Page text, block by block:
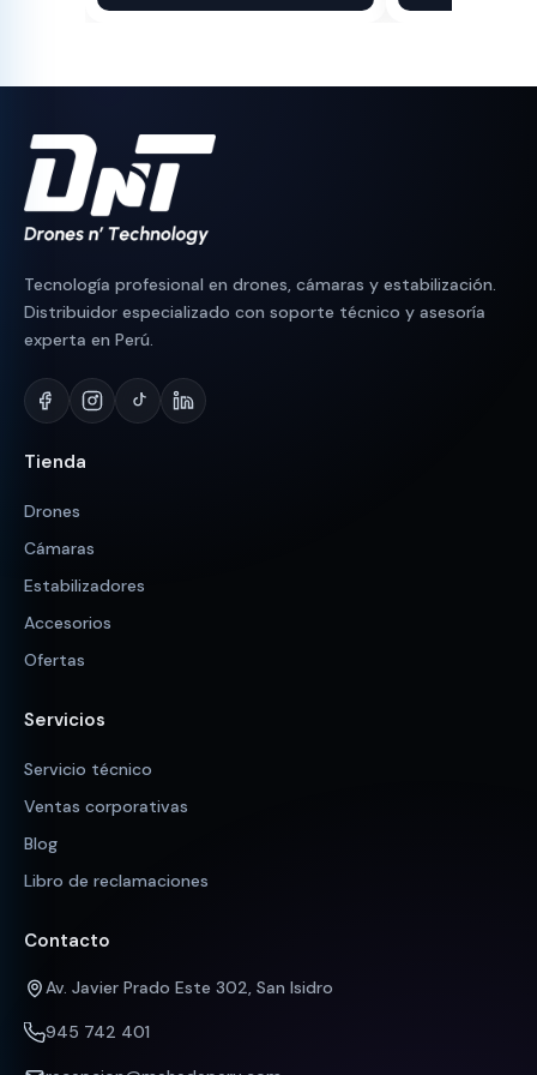
original
actual
original
actual
Tecnología profesional en drones, cámaras y estabilización.
Distribuidor especializado con soporte técnico y asesoría
experta en Perú.
Tienda
Drones
Cámaras
Estabilizadores
Accesorios
Ofertas
Servicios
Servicio técnico
Ventas corporativas
Blog
Libro de reclamaciones
Contacto
Av. Javier Prado Este 302, San Isidro
945 742 401